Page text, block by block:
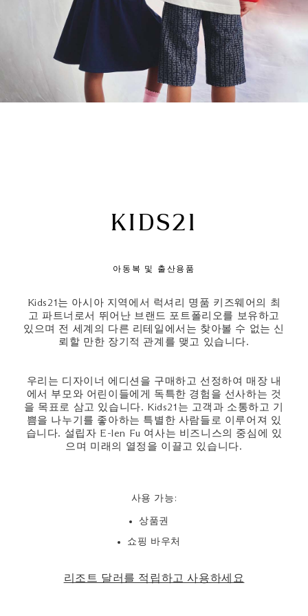
KIDS21
아동복 및 출산용품
Kids21는 아시아 지역에서 럭셔리 명품 키즈웨어의 최
고 파트너로서 뛰어난 브랜드 포트폴리오를 보유하고
있으며 전 세계의 다른 리테일에서는 찾아볼 수 없는 신
뢰할 만한 장기적 관계를 맺고 있습니다.
우리는 디자이너 에디션을 구매하고 선정하여 매장 내
에서 부모와 어린이들에게 독특한 경험을 선사하는 것
을 목표로 삼고 있습니다. Kids21는 고객과 소통하고 기
쁨을 나누기를 좋아하는 특별한 사람들로 이루어져 있
습니다. 설립자 E-len Fu 여사는 비즈니스의 중심에 있
으며 미래의 열정을 이끌고 있습니다.
사용 가능:
상품권
쇼핑 바우처
리조트 달러를 적립하고 사용하세요